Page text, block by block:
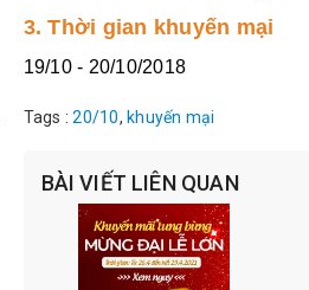
3. Thời gian khuyến mại
19/10 - 20/10/2018
Tags :20/10, khuyến mại
BÀI VIẾT LIÊN QUAN